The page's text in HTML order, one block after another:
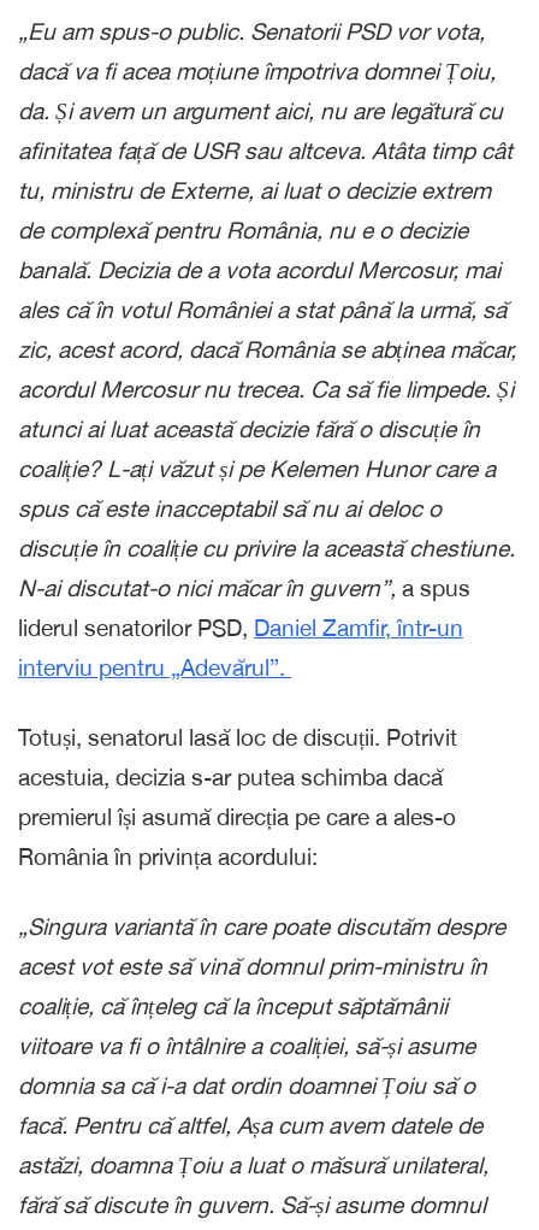
„Eu am spus-o public. Senatorii PSD vor vota,
dacă va fi acea moțiune împotriva domnei Țoiu,
da. Și avem un argument aici, nu are legătură cu
afinitatea față de USR sau altceva. Atâta timp cât
tu, ministru de Externe, ai luat o decizie extrem
de complexă pentru România, nu e o decizie
banală. Decizia de a vota acordul Mercosur, mai
ales că în votul României a stat până la urmă, să
zic, acest acord, dacă România se abținea măcar,
acordul Mercosur nu trecea. Ca să fie limpede. Și
atunci ai luat această decizie fără o discuție în
coaliție? L-ați văzut și pe Kelemen Hunor care a
spus că este inacceptabil să nu ai deloc o
discuție în coaliție cu privire la această chestiune.
N-ai discutat-o nici măcar în guvern”, a spus
liderul senatorilor PSD, Daniel Zamfir, într-un
interviu pentru „Adevărul”.
Totuși, senatorul lasă loc de discuții. Potrivit
acestuia, decizia s-ar putea schimba dacă
premierul își asumă direcția pe care a ales-o
România în privința acordului:
„Singura variantă în care poate discutăm despre
acest vot este să vină domnul prim-ministru în
coaliție, că înțeleg că la început săptămânii
viitoare va fi o întâlnire a coaliției, să-și asume
domnia sa că i-a dat ordin doamnei Țoiu să o
facă. Pentru că altfel, Așa cum avem datele de
astăzi, doamna Țoiu a luat o măsură unilateral,
fără să discute în guvern. Să-și asume domnul